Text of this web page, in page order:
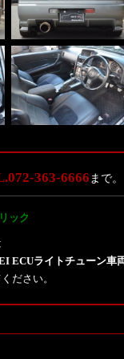
363-6666 まで。
ック
ECUライトチューン車
ださい。